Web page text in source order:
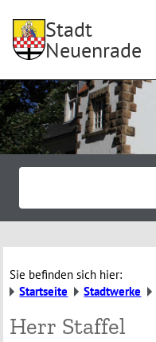
Stadt
Neuenrade
Sie befinden sich hier:
Startseite
Stadtwerke
Herr Staffel